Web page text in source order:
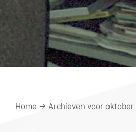
Home → Archieven voor oktober